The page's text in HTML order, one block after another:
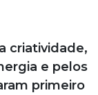
criatividade,
e pelos
primeiro